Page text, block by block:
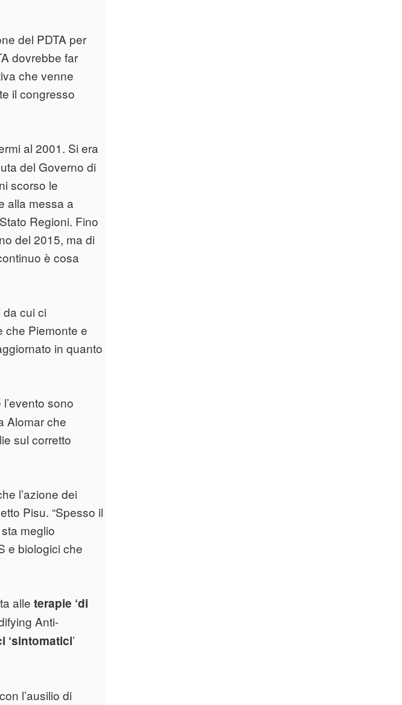
del PDTA per
dovrebbe far
che venne
il congresso
al 2001. Si era
del Governo di
scorso le
alla messa a
Regioni. Fino
del 2015, ma di
è cosa
da cui ci
che Piemonte e
in quanto
sono
Alomar che
sul corretto
l’azione dei
Pisu. “Spesso il
meglio
e biologici che
alle terapie ‘di
Anti-
‘sintomatici’
l’ausilio di